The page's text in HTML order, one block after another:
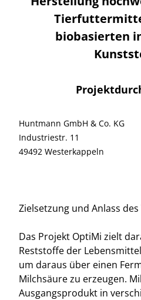
biobasierten
Huntmann GmbH & Co. KG
Industriestr. 11
49492 Westerkappeln
Zielsetzung und Anlass
Das Projekt OptiMi zielt
Reststoffe der
um daraus über einen
Milchsäure zu erzeugen.
Ausgangsprodukt in